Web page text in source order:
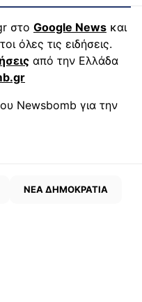
στο Google News και
όλες τις ειδήσεις.
από την Ελλάδα
Newsbomb για την
ΝΕΑ ΔΗΜΟΚΡΑΤΙΑ